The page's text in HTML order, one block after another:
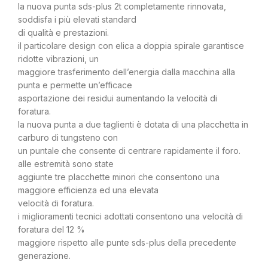
la nuova punta sds-plus 2t completamente rinnovata,
soddisfa i più elevati standard
di qualità e prestazioni.
il particolare design con elica a doppia spirale garantisce
ridotte vibrazioni, un
maggiore trasferimento dell’energia dalla macchina alla
punta e permette un’efficace
asportazione dei residui aumentando la velocità di
foratura.
la nuova punta a due taglienti è dotata di una placchetta in
carburo di tungsteno con
un puntale che consente di centrare rapidamente il foro.
alle estremità sono state
aggiunte tre placchette minori che consentono una
maggiore efficienza ed una elevata
velocità di foratura.
i miglioramenti tecnici adottati consentono una velocità di
foratura del 12 %
maggiore rispetto alle punte sds-plus della precedente
generazione.